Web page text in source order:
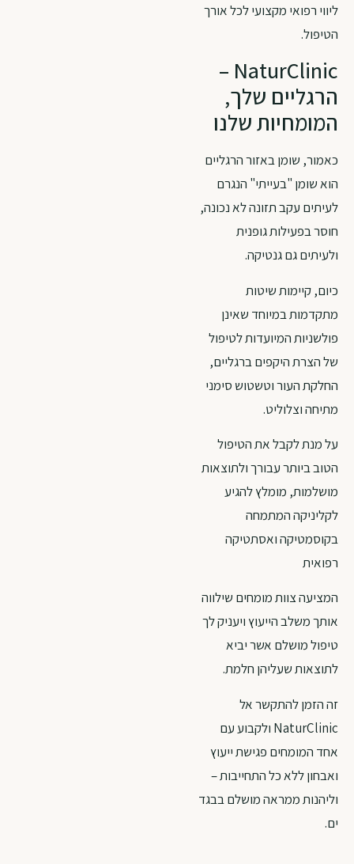
ליווי רפואי מקצועי לכל אורך
הטיפול.
NaturClinic –
הרגליים שלך,
המומחיות שלנו
כאמור, שומן באזור הרגליים
הוא שומן "בעייתי" הנגרם
לעיתים עקב תזונה לא נכונה,
חוסר בפעילות גופנית
ולעיתים גם גנטיקה.
כיום, קיימות שיטות
מתקדמות במיוחד שאינן
פולשניות המיועדות לטיפול
של הצרת היקפים ברגליים,
החלקת העור וטשטוש סימני
מתיחה וצלוליט.
על מנת לקבל את הטיפול
הטוב ביותר עבורך ולתוצאות
מושלמות, מומלץ להגיע
לקליניקה המתמחה
בקוסמטיקה ואסתטיקה
רפואית
המציעה צוות מומחים שילווה
אותך משלב הייעוץ ויעניק לך
טיפול מושלם אשר יביא
לתוצאות שעליהן חלמת.
זה הזמן להתקשר אל
NaturClinic ולקבוע עם
אחד המומחים פגישת ייעוץ
ואבחון ללא כל התחייבות –
וליהנות ממראה מושלם בבגד
ים.